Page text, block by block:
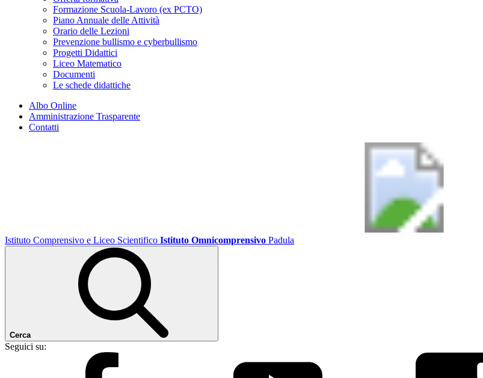
Formazione Scuola-Lavoro (ex PCTO)
Piano Annuale delle Attività
Orario delle Lezioni
Prevenzione bullismo e cyberbullismo
Progetti Didattici
Liceo Matematico
Documenti
Le schede didattiche
Albo Online
Amministrazione Trasparente
Contatti
Istituto Comprensivo e Liceo Scientifico Istituto Omnicomprensivo Padula
Cerca
Seguici su: